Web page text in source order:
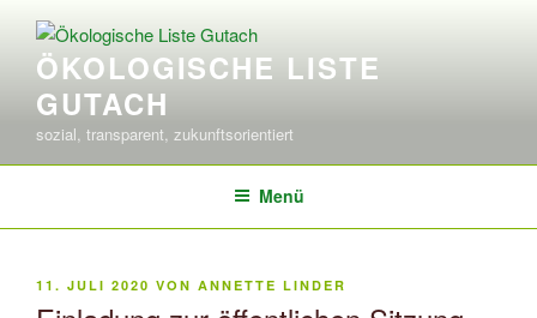
Inhalt
springenÖKOLOGISCHE LISTE
GUTACH
sozial, transparent, zukunftsorientiert
Menü
VERÖFFENTLICHT
11. JULI 2020 VON ANNETTE LINDER